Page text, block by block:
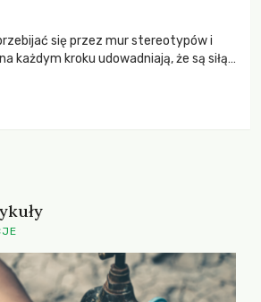
się przez mur stereotypów i
każdym kroku udowadniają, że są siłą
schematy i docenić prawdziwy